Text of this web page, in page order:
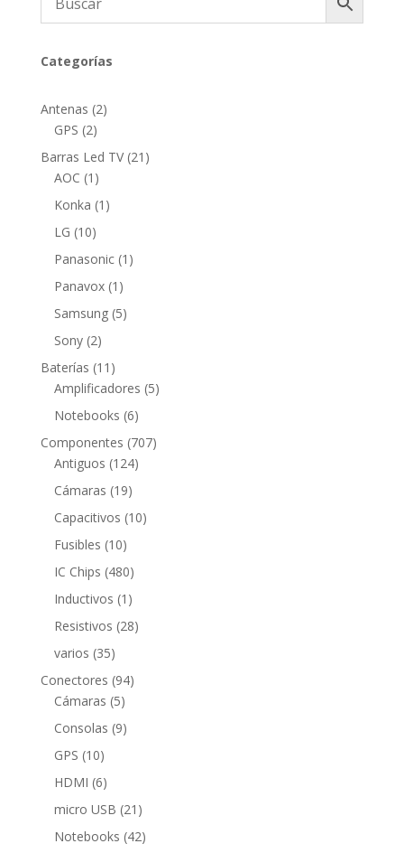
Categorías
Antenas 22
GPS 22
productos
Barras Led TV 21 21
AOC 1 1
producto
Konka 1 1
LG 1010
productos
Panasonic 1 1
Panavox 1 1
producto
Samsung 55
Sony 22
productos
Baterías 11 11
productos
Amplificadores 55
Notebooks 66
productos
Componentes 707707
Antiguos 124124
Cámaras 1919
productos
Capacitivos 1010
Fusibles 1010
productos
IC Chips 480480
productos
Inductivos 1 1
producto
Resistivos 2828
varios 3535
productos
Conectores 9494
Cámaras 55
productos
Consolas 99
GPS 1010
productos
HDMI 66
productos
micro USB 21 21
productos
Notebooks 4242